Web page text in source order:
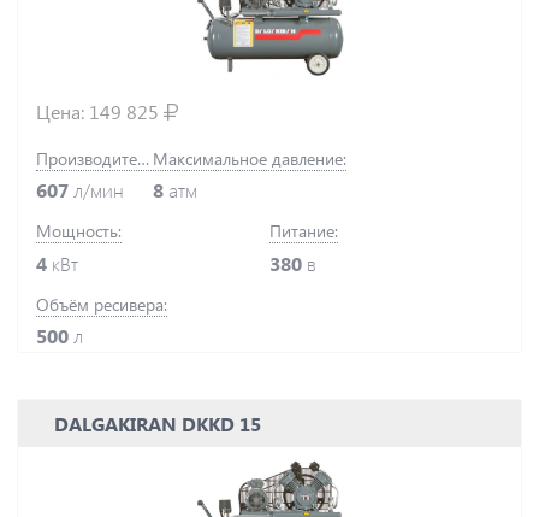
Цена: 149 825
Производительность:
607л/мин
Максимальное давление:
8 атм
Мощность:
4 кВт
Питание:
380 в
Объём ресивера:
500л
DALGAKIRAN DKKD 15